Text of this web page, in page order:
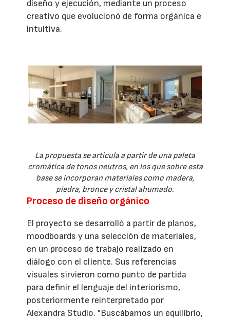
diseño y ejecución, mediante un proceso
creativo que evolucionó de forma orgánica e
intuitiva.
La propuesta se articula a partir de una paleta
cromática de tonos neutros, en los que sobre esta
base se incorporan materiales como madera,
piedra, bronce y cristal ahumado.
Proceso de diseño orgánico
El proyecto se desarrolló a partir de planos,
moodboards y una selección de materiales,
en un proceso de trabajo realizado en
diálogo con el cliente. Sus referencias
visuales sirvieron como punto de partida
para definir el lenguaje del interiorismo,
posteriormente reinterpretado por
Alexandra Studio. "Buscábamos un equilibrio,